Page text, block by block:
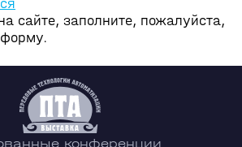
сайте, заполните, пожалуйста,
конференции